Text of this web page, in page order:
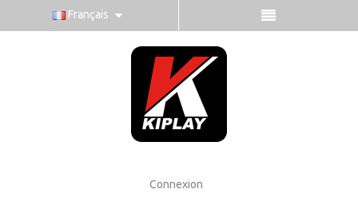
Français
Connexion